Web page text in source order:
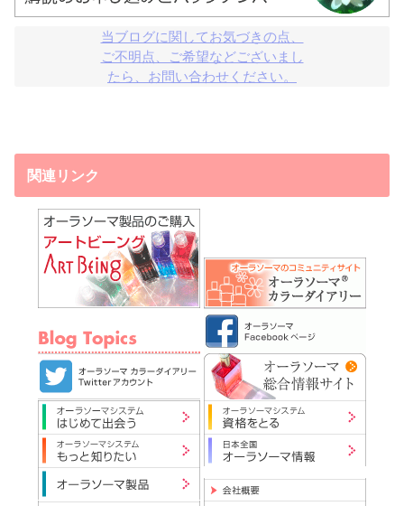
当ブログに関してお気づきの点、
ご不明点、ご希望などございまし
たら、お問い合わせください。
関連リンク